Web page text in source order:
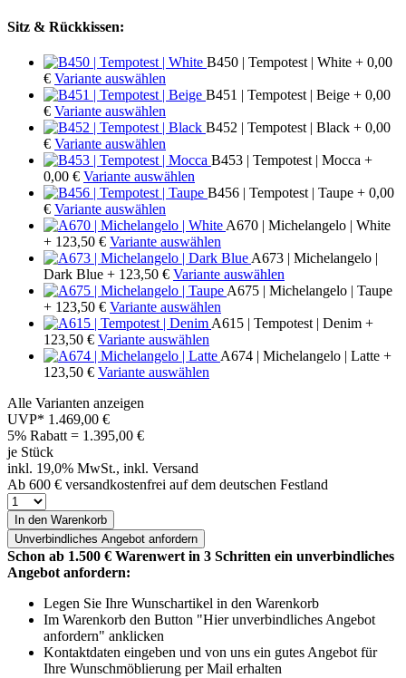
Sitz & Rückkissen:
B450 | Tempotest | White + 0,00
€ Variante auswählen
B451 | Tempotest | Beige + 0,00
€ Variante auswählen
B452 | Tempotest | Black + 0,00
€ Variante auswählen
B453 | Tempotest | Mocca +
0,00 € Variante auswählen
B456 | Tempotest | Taupe + 0,00
€ Variante auswählen
A670 | Michelangelo | White
+ 123,50 € Variante auswählen
A673 | Michelangelo |
Dark Blue + 123,50 € Variante auswählen
A675 | Michelangelo | Taupe
+ 123,50 € Variante auswählen
A615 | Tempotest | Denim +
123,50 € Variante auswählen
A674 | Michelangelo | Latte +
123,50 € Variante auswählen
Alle Varianten anzeigen
UVP* 1.469,00 €
5% Rabatt = 1.395,00 €
je Stück
inkl. 19,0% MwSt., inkl. Versand
Ab 600 € versandkostenfrei auf dem deutschen Festland
In den Warenkorb
Unverbindliches Angebot anfordern
Schon ab 1.500 € Warenwert in 3 Schritten ein unverbindliches
Angebot anfordern:
Legen Sie Ihre Wunschartikel in den Warenkorb
Im Warenkorb den Button "Hier unverbindliches Angebot
anfordern" anklicken
Kontaktdaten eingeben und von uns ein gutes Angebot für
Ihre Wunschmöblierung per Mail erhalten